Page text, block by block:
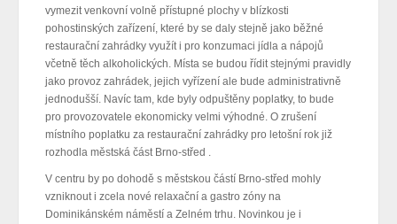
vymezit venkovní volně přístupné plochy v blízkosti
pohostinských zařízení, které by se daly stejně jako běžné
restaurační zahrádky využít i pro konzumaci jídla a nápojů
včetně těch alkoholických. Místa se budou řídit stejnými pravidly
jako provoz zahrádek, jejich vyřízení ale bude administrativně
jednodušší. Navíc tam, kde byly odpuštěny poplatky, to bude
pro provozovatele ekonomicky velmi výhodné. O zrušení
místního poplatku za restaurační zahrádky pro letošní rok již
rozhodla městská část Brno-střed .
V centru by po dohodě s městskou částí Brno-střed mohly
vzniknout i zcela nové relaxační a gastro zóny na
Dominikánském náměstí a Zelném trhu. Novinkou je i